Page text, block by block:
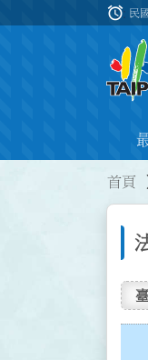
:::
alarm 民
首頁